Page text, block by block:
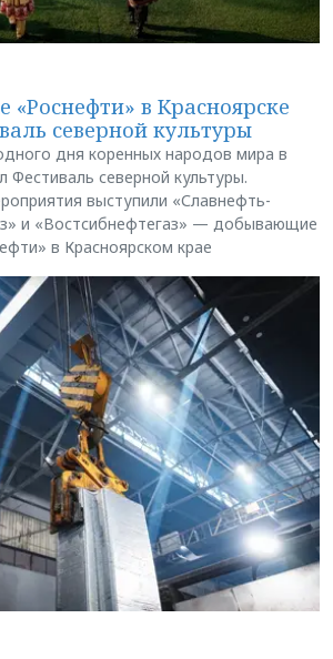
в Красноярске
северной культуры
дня коренных народов мира в
Фестиваль северной культуры.
выступили «Славнефть-
и «Востсибнефтегаз» — добывающие
в Красноярском крае